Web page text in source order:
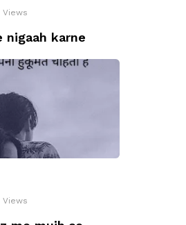
Views
nigaah karne
Views